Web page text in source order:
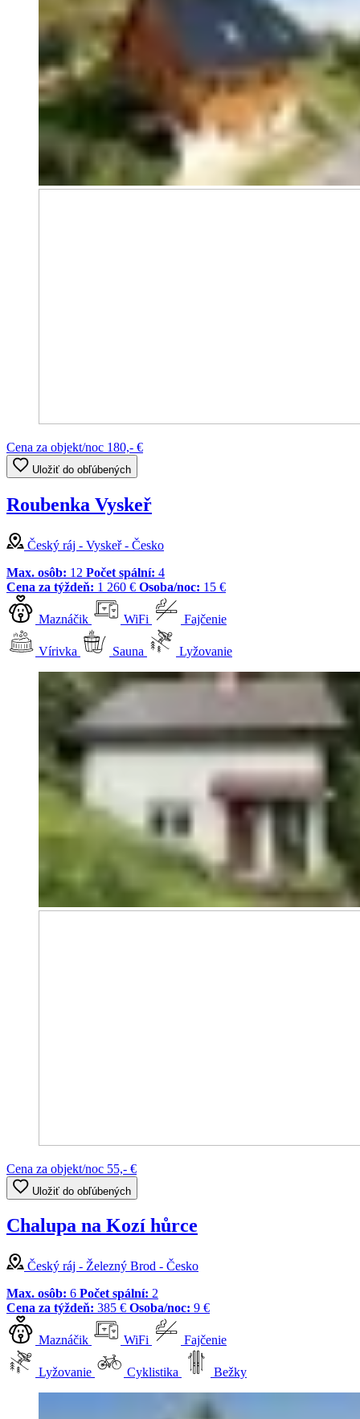
Cena za objekt/noc 180,- €
Uložiť do obľúbených
Roubenka Vyskeř
Český ráj - Vyskeř - Česko
Max. osôb: 12 Počet spální: 4
Cena za týždeň: 1 260 € Osoba/noc: 15 €
Maznáčik WiFi Fajčenie
Vírivka Sauna Lyžovanie
Cena za objekt/noc 55,- €
Uložiť do obľúbených
Chalupa na Kozí hůrce
Český ráj - Železný Brod - Česko
Max. osôb: 6 Počet spální: 2
Cena za týždeň: 385 € Osoba/noc: 9 €
Maznáčik WiFi Fajčenie
Lyžovanie Cyklistika Bežky